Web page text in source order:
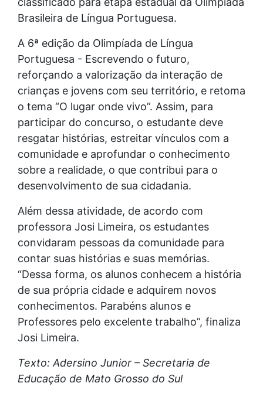
Brasileira de Língua Portuguesa.
A 6ª edição da Olimpíada de Língua
Portuguesa - Escrevendo o futuro,
reforçando a valorização da interação de
crianças e jovens com seu território, e retoma
o tema “O lugar onde vivo”. Assim, para
participar do concurso, o estudante deve
resgatar histórias, estreitar vínculos com a
comunidade e aprofundar o conhecimento
sobre a realidade, o que contribui para o
desenvolvimento de sua cidadania.
Além dessa atividade, de acordo com
professora Josi Limeira, os estudantes
convidaram pessoas da comunidade para
contar suas histórias e suas memórias.
“Dessa forma, os alunos conhecem a história
de sua própria cidade e adquirem novos
conhecimentos. Parabéns alunos e
Professores pelo excelente trabalho”, finaliza
Josi Limeira.
Texto: Adersino Junior – Secretaria de
Educação de Mato Grosso do Sul